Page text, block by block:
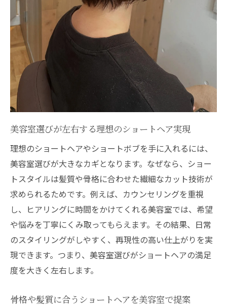
容室の技術
美容室が提案する日常を快適にするショー
トボブ
ショートボブの悩みは美容室で相談が安心
美容室の再現性が高いショートボブの秘密
二条駅周辺でトレンド感あるショートを体験
イル
二条駅周辺の美容室で旬なショートヘア体
験
トレンドを意識したショートヘアを美容室
で実現
美容室が提案する今っぽいショートカット
の特徴
ショートヘアの流行を美容室で取り入れる
方法
似合うショートボブ探しに役立つ美容室選び
美容室選びが左右する理想のショートヘア実現
理想のショートヘアやショートボブを手に入れるには、
美容室選びが大きなカギとなります。なぜなら、ショー
トスタイルは髪質や骨格に合わせた繊細なカット技術が
求められるためです。例えば、カウンセリングを重視
し、ヒアリングに時間をかけてくれる美容室では、希望
や悩みを丁寧にくみ取ってもらえます。その結果、日常
のスタイリングがしやすく、再現性の高い仕上がりを実
現できます。つまり、美容室選びがショートヘアの満足
度を大きく左右します。
骨格や髪質に合うショートヘアを美容室で提案